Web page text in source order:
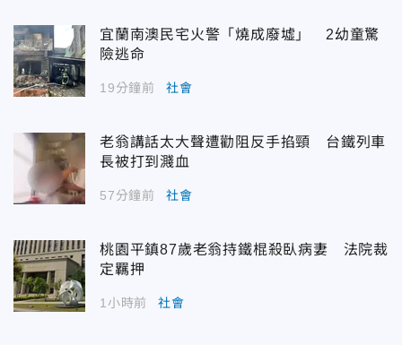
宜蘭南澳民宅火警「燒成廢墟」 2幼童驚
險逃命
19分鐘前 社會
老翁講話太大聲遭勸阻反手掐頸 台鐵列車
長被打到濺血
57分鐘前 社會
桃園平鎮87歲老翁持鐵棍殺臥病妻 法院裁
定羈押
1小時前 社會